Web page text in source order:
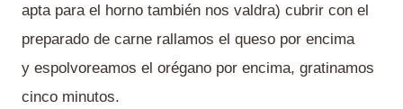
apta para el horno también nos valdra) cubrir con el
preparado de carne rallamos el queso por encima
y espolvoreamos el orégano por encima, gratinamos
cinco minutos.